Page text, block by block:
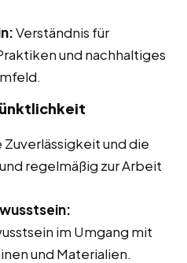
Verständnis für
und nachhaltiges
Zuverlässigkeit und die
regelmäßig zur Arbeit
im Umgang mit
und Materialien.